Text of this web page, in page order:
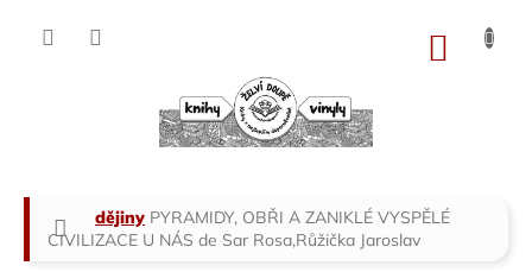
Domů
dějiny PYRAMIDY, OBŘI A ZANIKLÉ VYSPĚLÉ
CIVILIZACE U NÁS de Sar Rosa,Růžička Jaroslav